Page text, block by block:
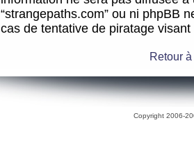
“strangepaths.com” ou ni phpBB
cas de tentative de piratage
Retour
Copyright 2006-